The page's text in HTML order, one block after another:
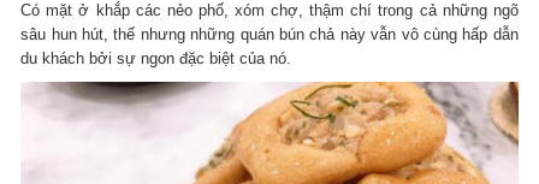
Có mặt ở khắp các nẻo phố, xóm chợ, thậm chí trong cả những ngõ
sâu hun hút, thế nhưng những quán bún chả này vẫn vô cùng hấp dẫn
du khách bởi sự ngon đặc biệt của nó.